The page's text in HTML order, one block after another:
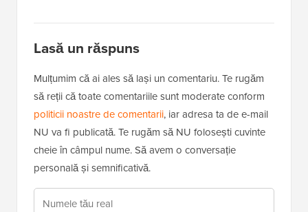
Lasă un răspuns
Mulțumim că ai ales să lași un comentariu. Te rugăm
să reții că toate comentariile sunt moderate conform
politicii noastre de comentarii, iar adresa ta de e-mail
NU va fi publicată. Te rugăm să NU folosești cuvinte
cheie în câmpul nume. Să avem o conversație
personală și semnificativă.